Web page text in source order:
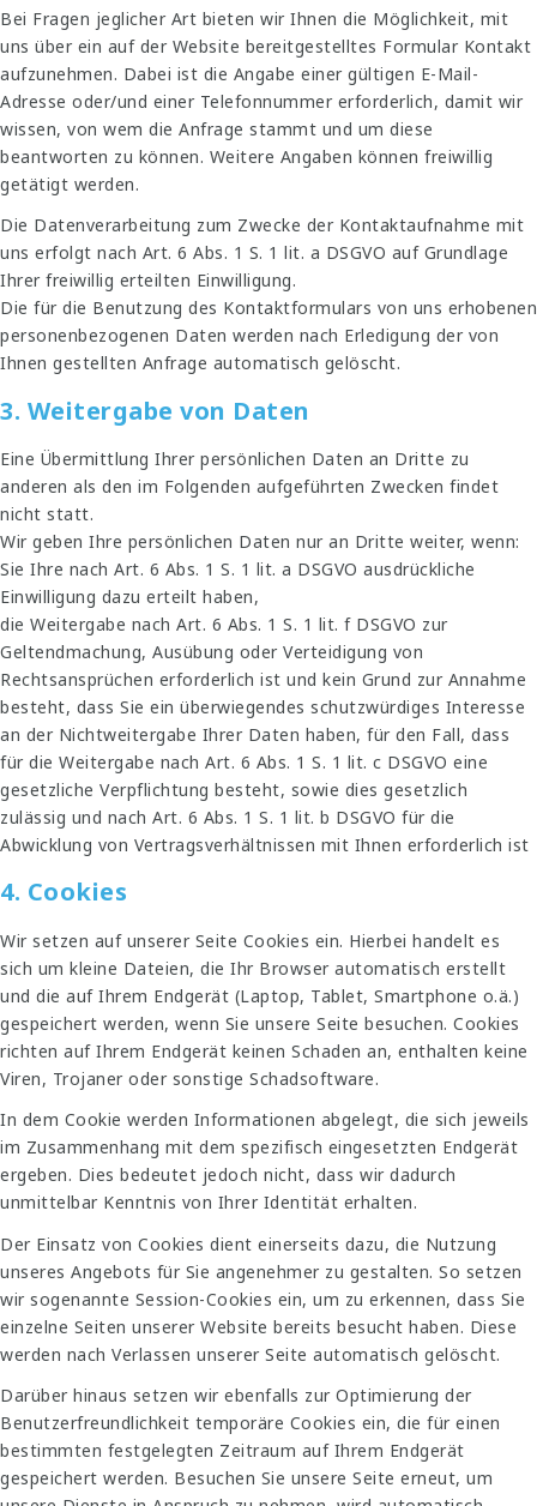
Bei Fragen jeglicher Art bieten wir Ihnen die Möglichkeit, mit
uns über ein auf der Website bereitgestelltes Formular Kontakt
aufzunehmen. Dabei ist die Angabe einer gültigen E-Mail-
Adresse oder/und einer Telefonnummer erforderlich, damit wir
wissen, von wem die Anfrage stammt und um diese
beantworten zu können. Weitere Angaben können freiwillig
getätigt werden.
Die Datenverarbeitung zum Zwecke der Kontaktaufnahme mit
uns erfolgt nach Art. 6 Abs. 1 S. 1 lit. a DSGVO auf Grundlage
Ihrer freiwillig erteilten Einwilligung.
Die für die Benutzung des Kontaktformulars von uns erhobenen
personenbezogenen Daten werden nach Erledigung der von
Ihnen gestellten Anfrage automatisch gelöscht.
3. Weitergabe von Daten
Eine Übermittlung Ihrer persönlichen Daten an Dritte zu
anderen als den im Folgenden aufgeführten Zwecken findet
nicht statt.
Wir geben Ihre persönlichen Daten nur an Dritte weiter, wenn:
Sie Ihre nach Art. 6 Abs. 1 S. 1 lit. a DSGVO ausdrückliche
Einwilligung dazu erteilt haben,
die Weitergabe nach Art. 6 Abs. 1 S. 1 lit. f DSGVO zur
Geltendmachung, Ausübung oder Verteidigung von
Rechtsansprüchen erforderlich ist und kein Grund zur Annahme
besteht, dass Sie ein überwiegendes schutzwürdiges Interesse
an der Nichtweitergabe Ihrer Daten haben, für den Fall, dass
für die Weitergabe nach Art. 6 Abs. 1 S. 1 lit. c DSGVO eine
gesetzliche Verpflichtung besteht, sowie dies gesetzlich
zulässig und nach Art. 6 Abs. 1 S. 1 lit. b DSGVO für die
Abwicklung von Vertragsverhältnissen mit Ihnen erforderlich ist
4. Cookies
Wir setzen auf unserer Seite Cookies ein. Hierbei handelt es
sich um kleine Dateien, die Ihr Browser automatisch erstellt
und die auf Ihrem Endgerät (Laptop, Tablet, Smartphone o.ä.)
gespeichert werden, wenn Sie unsere Seite besuchen. Cookies
richten auf Ihrem Endgerät keinen Schaden an, enthalten keine
Viren, Trojaner oder sonstige Schadsoftware.
In dem Cookie werden Informationen abgelegt, die sich jeweils
im Zusammenhang mit dem spezifisch eingesetzten Endgerät
ergeben. Dies bedeutet jedoch nicht, dass wir dadurch
unmittelbar Kenntnis von Ihrer Identität erhalten.
Der Einsatz von Cookies dient einerseits dazu, die Nutzung
unseres Angebots für Sie angenehmer zu gestalten. So setzen
wir sogenannte Session-Cookies ein, um zu erkennen, dass Sie
einzelne Seiten unserer Website bereits besucht haben. Diese
werden nach Verlassen unserer Seite automatisch gelöscht.
Darüber hinaus setzen wir ebenfalls zur Optimierung der
Benutzerfreundlichkeit temporäre Cookies ein, die für einen
bestimmten festgelegten Zeitraum auf Ihrem Endgerät
gespeichert werden. Besuchen Sie unsere Seite erneut, um